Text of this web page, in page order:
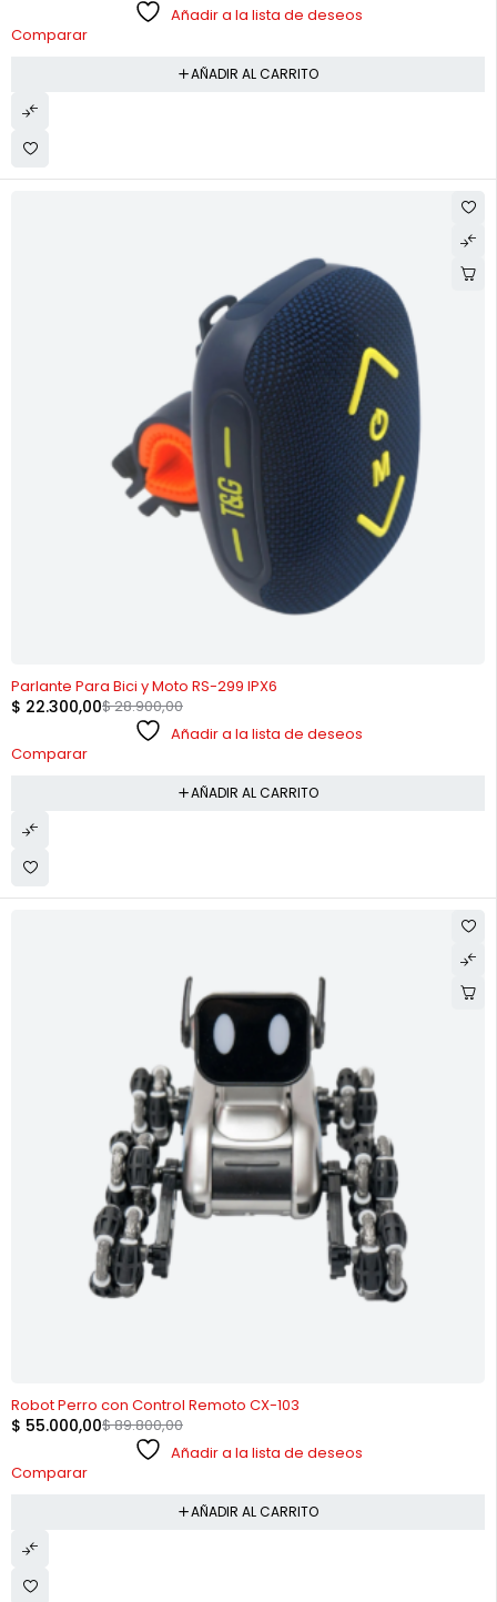
Añadir a la lista de deseos
Comparar
AÑADIR AL CARRITO
Parlante Para Bici y Moto RS-299 IPX6
$28.900,00
$ 22.300,00
Añadir a la lista de deseos
Comparar
AÑADIR AL CARRITO
Robot Perro con Control Remoto CX-103
$89.800,00
$ 55.000,00
Añadir a la lista de deseos
Comparar
AÑADIR AL CARRITO